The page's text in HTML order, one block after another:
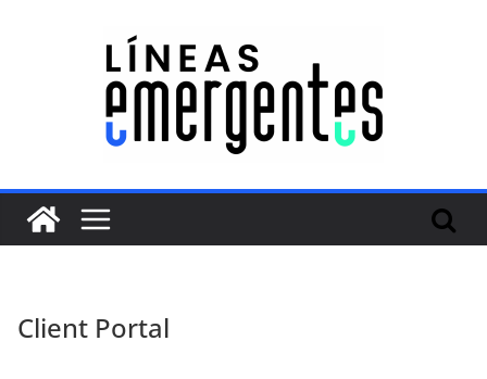
Client Portal